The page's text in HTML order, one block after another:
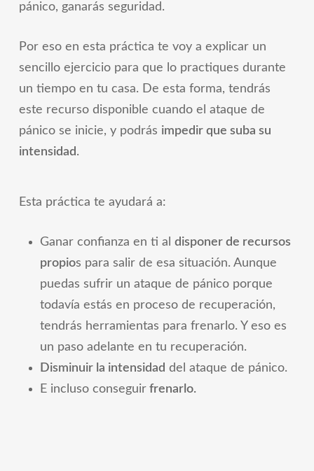
pánico, ganarás seguridad.
Por eso en esta práctica te voy a explicar un
sencillo ejercicio para que lo practiques durante
un tiempo en tu casa. De esta forma, tendrás
este recurso disponible cuando el ataque de
pánico se inicie, y podrás impedir que suba su
intensidad.
Esta práctica te ayudará a:
Ganar confianza en ti al disponer de recursos
propios para salir de esa situación. Aunque
puedas sufrir un ataque de pánico porque
todavía estás en proceso de recuperación,
tendrás herramientas para frenarlo. Y eso es
un paso adelante en tu recuperación.
Disminuir la intensidad del ataque de pánico.
E incluso conseguirfrenarlo.